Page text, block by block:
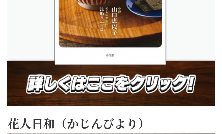
花人日和（かじんびより）